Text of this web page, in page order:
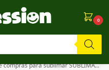
0
algo falla, ¡Perdón!⚠️
para sublimar SUBLIMATION SHOPPER